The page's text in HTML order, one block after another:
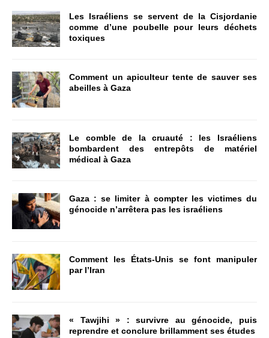
Les Israéliens se servent de la Cisjordanie
comme d’une poubelle pour leurs déchets
toxiques
Comment un apiculteur tente de sauver ses
abeilles à Gaza
Le comble de la cruauté : les Israéliens
bombardent des entrepôts de matériel
médical à Gaza
Gaza : se limiter à compter les victimes du
génocide n’arrêtera pas les israéliens
Comment les États-Unis se font manipuler
par l’Iran
« Tawjihi » : survivre au génocide, puis
reprendre et conclure brillamment ses études